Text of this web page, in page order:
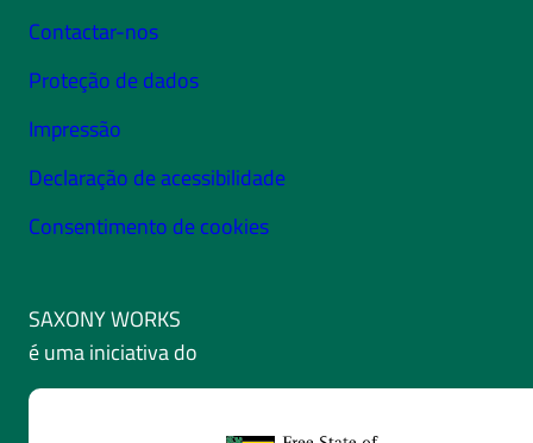
Contactar-nos
Proteção de dados
Impressão
Declaração de acessibilidade
Consentimento de cookies
SAXONY WORKS
é uma iniciativa do